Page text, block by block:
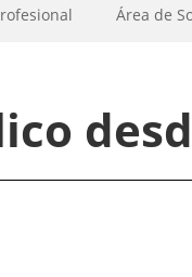
Área de